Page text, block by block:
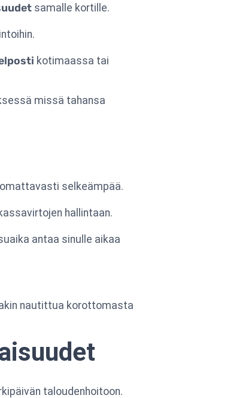
samalle kortille.
kotimaassa tai
missä tahansa
selkeämpää.
hallintaan.
antaa sinulle aikaa
nautittua korottomasta
taloudenhoitoon.